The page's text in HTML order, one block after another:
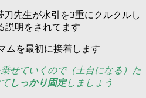
刀先生が水引を3重にクルクルし
説明をされてます
ムを最初に接着します
せていくので（土台になる）た
しっかり固定しましょう